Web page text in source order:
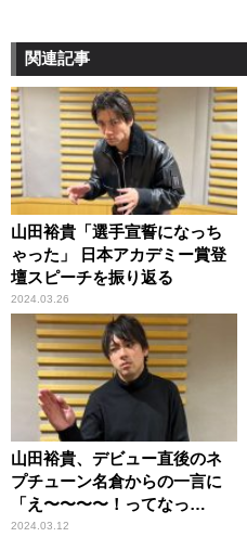
関連記事
山田裕貴「選手宣誓になっち
ゃった」 日本アカデミー賞登
壇スピーチを振り返る
2024.03.26
山田裕貴、デビュー直後のネ
プチューン名倉からの一言に
「え〜〜〜〜！ってなっ
て……」
2024.03.12